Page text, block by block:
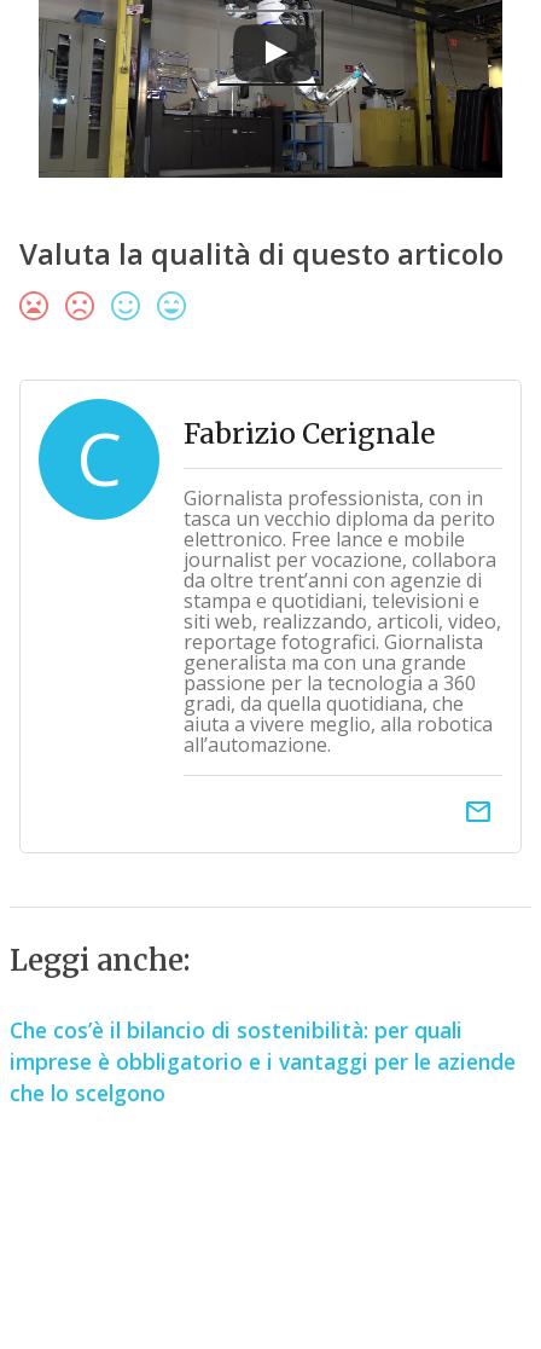
Valuta la qualità di questo articolo
C Fabrizio Cerignale
Giornalista professionista, con in
tasca un vecchio diploma da perito
elettronico. Free lance e mobile
journalist per vocazione, collabora
da oltre trent’anni con agenzie di
stampa e quotidiani, televisioni e
siti web, realizzando, articoli, video,
reportage fotografici. Giornalista
generalista ma con una grande
passione per la tecnologia a 360
gradi, da quella quotidiana, che
aiuta a vivere meglio, alla robotica
all’automazione.
email
Leggi anche:
Che cos’è il bilancio di sostenibilità: per quali
imprese è obbligatorio e i vantaggi per le aziende
che lo scelgono